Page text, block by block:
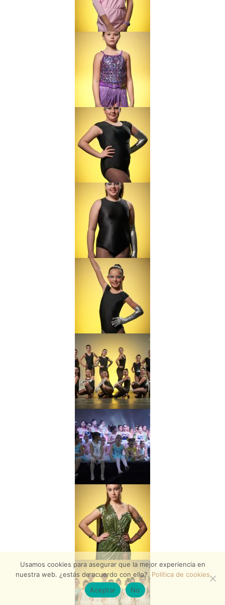
Usamos cookies para asegurar que la mejor experiencia en
nuestra web. ¿estás de acuerdo con ello?. Política de cookies
Aceptar
No